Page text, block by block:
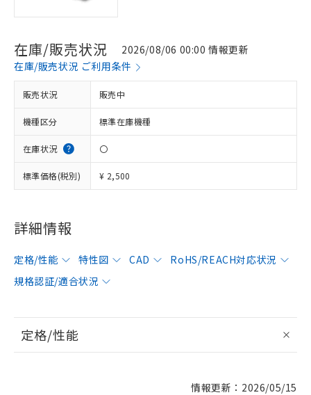
在庫/販売状況
2026/08/06 00:00 情報更新
在庫/販売状況 ご利用条件
販売状況 販売中
機種区分 標準在庫機種
在庫状況 〇
標準価格(税別) ¥ 2,500
詳細情報
定格/性能 特性図 CAD
RoHS/REACH対応状況
規格認証/適合状況
定格/性能
情報更新：2026/05/15